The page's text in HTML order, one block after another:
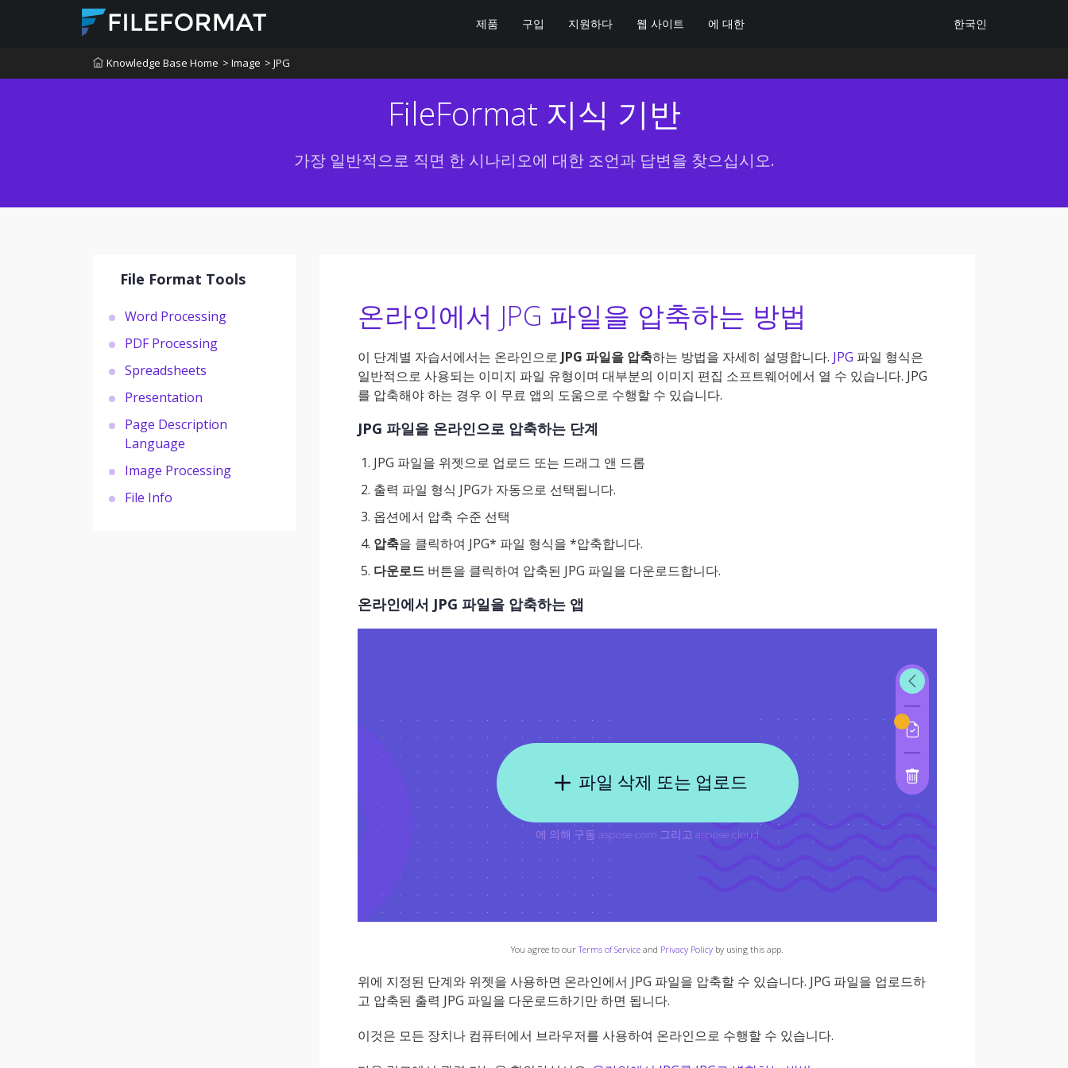
제품 구입 지원하다 웹 사이트 에 대한 한국인
Knowledge Base Home > Image > JPG
FileFormat 지식 기반
가장 일반적으로 직면 한 시나리오에 대한 조언과 답변을 찾으십시오.
File Format Tools
Word Processing
PDF Processing
Spreadsheets
Presentation
Page Description
Language
Image Processing
File Info
온라인에서 JPG 파일을 압축하는 방법
이 단계별 자습서에서는 온라인으로 JPG 파일을 압축하는 방법을 자세히 설명합니다. JPG 파일 형식은
일반적으로 사용되는 이미지 파일 유형이며 대부분의 이미지 편집 소프트웨어에서 열 수 있습니다. JPG
를 압축해야 하는 경우 이 무료 앱의 도움으로 수행할 수 있습니다.
JPG 파일을 온라인으로 압축하는 단계
JPG 파일을 위젯으로 업로드 또는 드래그 앤 드롭
출력 파일 형식 JPG가 자동으로 선택됩니다.
옵션에서 압축 수준 선택
압축을 클릭하여 JPG* 파일 형식을 *압축합니다.
다운로드 버튼을 클릭하여 압축된 JPG 파일을 다운로드합니다.
온라인에서 JPG 파일을 압축하는 앱
You agree to ourTerms of Service and Privacy Policy by using this app.
위에 지정된 단계와 위젯을 사용하면 온라인에서 JPG 파일을 압축할 수 있습니다. JPG 파일을 업로드하
고 압축된 출력 JPG 파일을 다운로드하기만 하면 됩니다.
이것은 모든 장치나 컴퓨터에서 브라우저를 사용하여 온라인으로 수행할 수 있습니다.